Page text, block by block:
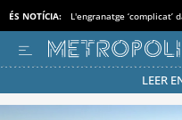
ÉS NOTÍCIA: L'engranatge ‘complicat’
LEER
Passa’t al